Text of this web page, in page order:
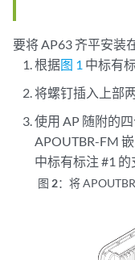
要将 AP63 齐平安装
根据图 1 中标有
将螺钉插入上部
使用 AP 随附的
APOUTBR-FM
中标有标注 #1 的
图 2：将